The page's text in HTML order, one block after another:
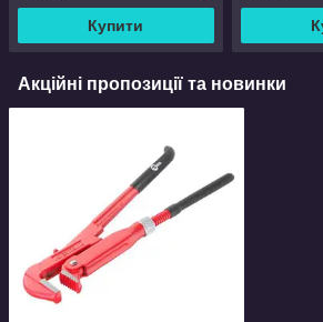
Купити
Акційні пропозиції та новинки